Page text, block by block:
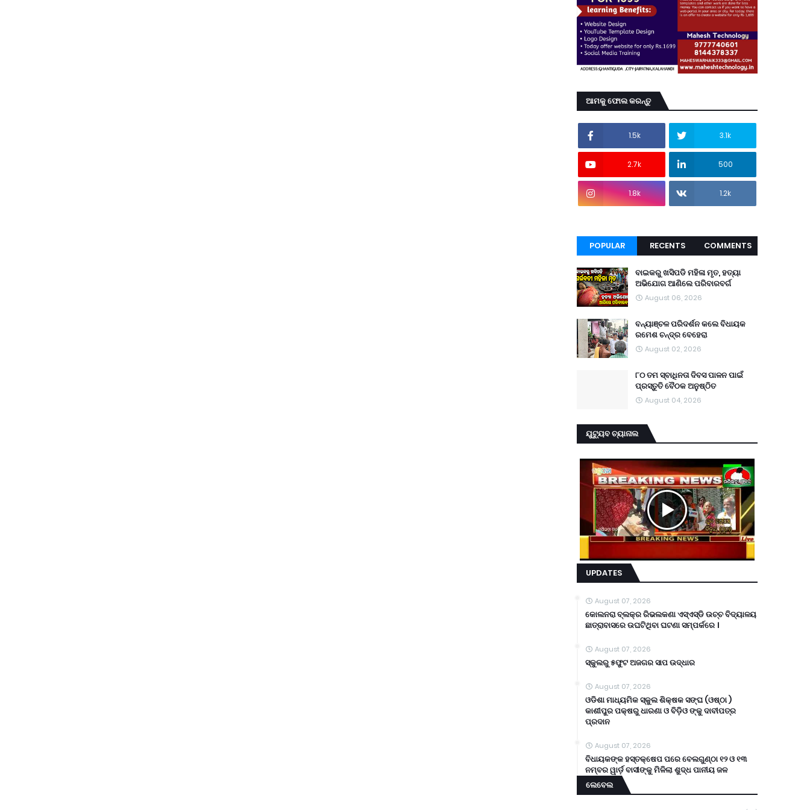
ଆମକୁ ଫୋଲ କରନ୍ତୁ
1.5k 3.1k
2.7k 500
1.8k 1.2k
POPULAR RECENTS COMMENTS
ବାଇକରୁ ଖସିପଡି ମହିଳା ମୃତ, ହତ୍ୟା
ଅଭିଯୋଗ ଆଣିଲେ ପରିବାରବର୍ଗ
August 06, 2026
ବନ୍ୟାଞ୍ଚଳ ପରିଦର୍ଶନ କଲେ ବିଧାୟକ
ରମେଶ ଚନ୍ଦ୍ର ବେହେରା
August 02, 2026
୮୦ ତମ ସ୍ବାଧିନତା ଦିବସ ପାଳନ ପାଇଁ
ପ୍ରସ୍ତୁତି ବୈଠକ ଅନୁଷ୍ଠିତ
August 04, 2026
ୟୁଟ୍ୟୁବ ଚ୍ୟାନାଲ
UPDATES
August 07, 2026
କୋଲନରା ବ୍ଲକ୍‌ର ରିଭଲକଣା ଏସ୍‌ଏସ୍‌ଡି ଉଚ୍ଚ ବିଦ୍ୟାଳୟ
ଛାତ୍ରାବାସରେ ଉଘଟିଥିବା ଘଟଣା ସମ୍ପର୍କରେ ।
August 07, 2026
ସ୍କୁଲରୁ ୫ଫୁଟ ଅଜଗର ସାପ ଉଦ୍ଧାର
August 07, 2026
ଓଡିଶା ମାଧ୍ୟମିକ ସ୍କୁଲ ଶିକ୍ଷକ ସଙ୍ଘ (ଓଷ୍ଠା )
କାଶୀପୁର ପକ୍ଷରୁ ଧାରଣା ଓ ବିଡ଼ିଓ ଙ୍କୁ ଦାବୀପତ୍ର
ପ୍ରଦାନ
August 07, 2026
ବିଧାୟକଙ୍କ ହସ୍ତକ୍ଷେପ ପରେ ବେଲଗୁଣ୍ଠା ୧୨ ଓ ୧୩
ନମ୍ବର ୱାର୍ଡ଼ ବାସୀଙ୍କୁ ମିଳିଲା ଶୁଦ୍ଧ ପାନୀୟ ଜଳ
ଲେବେଲ